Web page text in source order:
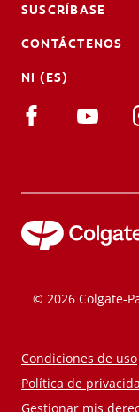
SUSCRÍBASE
CONTÁCTENOS
NI (ES)
© 2026 Colgate-
Condiciones de uso
Política de
Gestionar mis